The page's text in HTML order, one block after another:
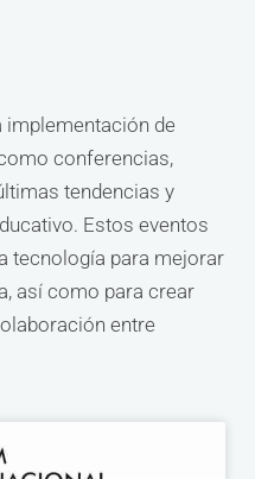
implementación de
conferencias,
tendencias y
Estos eventos
tecnología para mejorar
así como para crear
entre